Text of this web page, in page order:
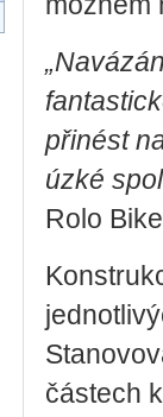
přinést
úzké
Rolo
částech